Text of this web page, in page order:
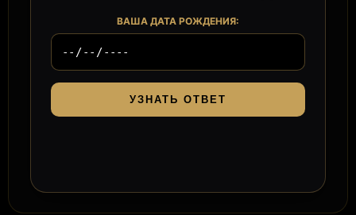
ВАША ДАТА РОЖДЕНИЯ:
УЗНАТЬ ОТВЕТ